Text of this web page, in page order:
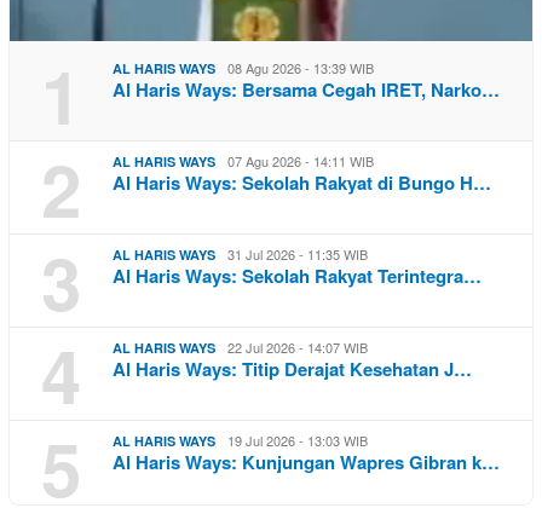
1 AL HARIS WAYS 08 Agu 2026 - 13:39 WIB
Al Haris Ways: Bersama Cegah IRET, Narko…
2 AL HARIS WAYS 07 Agu 2026 - 14:11 WIB
Al Haris Ways: Sekolah Rakyat di Bungo H…
3 AL HARIS WAYS 31 Jul 2026 - 11:35 WIB
Al Haris Ways: Sekolah Rakyat Terintegra…
4 AL HARIS WAYS 22 Jul 2026 - 14:07 WIB
Al Haris Ways: Titip Derajat Kesehatan J…
5 AL HARIS WAYS 19 Jul 2026 - 13:03 WIB
Al Haris Ways: Kunjungan Wapres Gibran k…